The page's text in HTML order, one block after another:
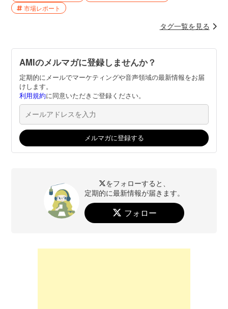
市場レポート
タグ一覧を見る
AMIのメルマガに登録しませんか？
定期的にメールでマーケティングや音声領域の最新情報をお届
けします。
利用規約に同意いただきご登録ください。
をフォローすると、
定期的に最新情報が届きます。
フォロー